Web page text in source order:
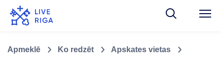
Apmeklē Ko redzēt Apskates vietas